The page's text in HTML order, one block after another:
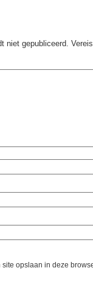
niet gepubliceerd.
site opslaan in deze